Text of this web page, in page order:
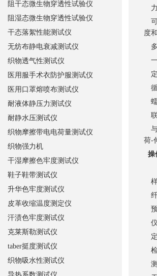
力
可
度
多
一
定
循
蠕
联
与
荷-
操
样
纤
预
仪
定
检
测
阻干态微生物穿透性试验仪
阻湿态微生物穿透性试验仪
干态落絮性能测试仪
无纺布静电衰减测试仪
织物透气性测试仪
医用服手术衣防护服测试仪
医用口罩熔喷布测试仪
耐液体静压力测试仪
耐静水压测试仪
织物摩擦带电电荷量测试仪
织物强力机
干湿摩擦色牢度测试仪
鞋子鞋带测试仪
升华色牢度测试仪
皮革收缩温度测定仪
汗渍色牢度测试仪
克莱斯勒测试仪
taber挺度测试仪
织物吸水性测试仪